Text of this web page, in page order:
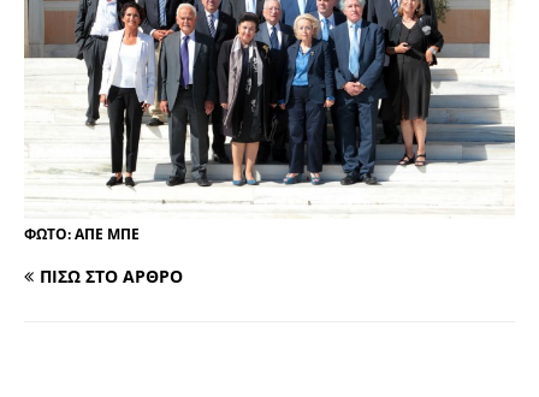
ΦΩΤΟ: ΑΠΕ ΜΠΕ
ΠΙΣΩ ΣΤΟ ΑΡΘΡΟ